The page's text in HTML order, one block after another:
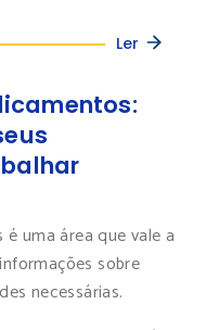
Ler
uma área que vale a
sobre
necessárias.